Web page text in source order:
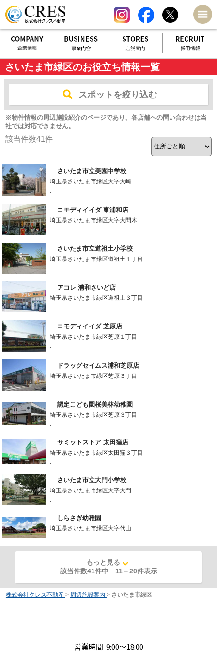
さいたま市緑区のお役立ち情報一覧
スポットを絞り込む
※物件情報の周辺施設紹介のページであり、各店舗への問い合わせは当
社では対応できません。
該当件数41件
さいたま市立美園中学校
埼玉県さいたま市緑区大字大崎
-
コモディイイダ 東浦和店
埼玉県さいたま市緑区大字大間木
-
さいたま市立道祖土小学校
埼玉県さいたま市緑区道祖土１丁目
-
アコレ 浦和さいど店
埼玉県さいたま市緑区道祖土３丁目
-
コモディイイダ 芝原店
埼玉県さいたま市緑区芝原１丁目
-
ドラッグセイムス浦和芝原店
埼玉県さいたま市緑区芝原３丁目
-
認定こども園桜美林幼稚園
埼玉県さいたま市緑区芝原３丁目
-
サミットストア 太田窪店
埼玉県さいたま市緑区太田窪３丁目
-
さいたま市立大門小学校
埼玉県さいたま市緑区大字大門
-
しらさぎ幼稚園
埼玉県さいたま市緑区大字代山
-
もっと見る
該当件数41件中 11 －20件表示
株式会社クレス不動産 > 周辺施設案内 > さいたま市緑区
営業時間 9:00～18:00